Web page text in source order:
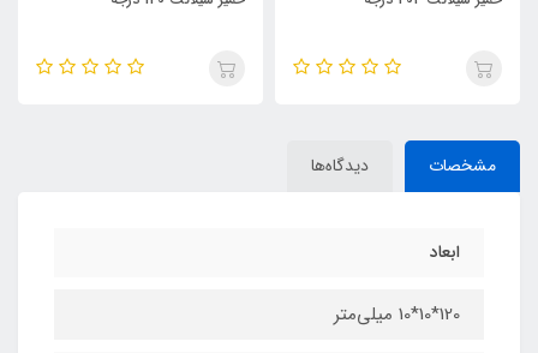
مشخصات دیدگاه‌ها
ابعاد
120*10*10 میلی‌متر